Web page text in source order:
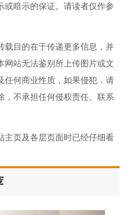
或暗示的保证。请读者仅作参
载目的在于传递更多信息，并
网站无法鉴别所上传图片或文
任何商业性质，如果侵犯，请
，不承担任何侵权责任。联系
主页及各层页面时已经仔细看